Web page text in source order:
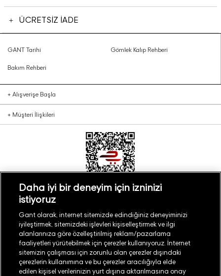
ÜCRETSİZ İADE
GANT Tarihi Gömlek Kalıp Rehberi
Bakım Rehberi
+ Alışverişe Başla
+ Müşteri İlişkileri
Türkiye Mağaza Bul
©2026GANT
Daha iyi bir deneyim için izninizi
istiyoruz
Gant olarak, internet sitemizde edindiğiniz deneyiminizi
iyileştirmek, sitemizdeki işlevleri kişiselleştirmek ve ilgi
alanlarınıza göre özelleştirilmiş reklam/pazarlama
faaliyetleri yürütebilmek için çerezler kullanıyoruz. İnternet
sitemizin çalışması için zorunlu olan çerezler dışındaki
çerezlerin kullanımına ve bu çerezler aracılığıyla elde
edilen kişisel verilerinizin yurt dışına aktarılmasına onay